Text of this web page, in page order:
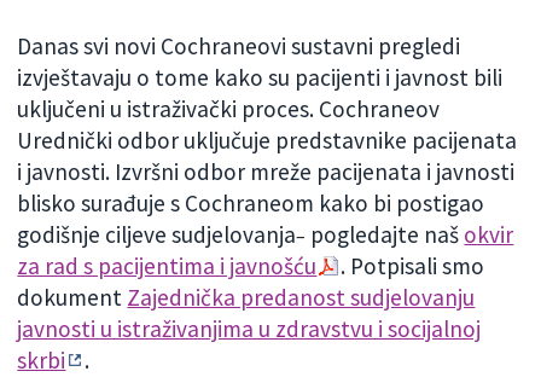
Danas svi novi Cochraneovi sustavni pregledi
izvještavaju o tome kako su pacijenti i javnost bili
uključeni u istraživački proces. Cochraneov
Urednički odbor uključuje predstavnike pacijenata
i javnosti. Izvršni odbor mreže pacijenata i javnosti
blisko surađuje s Cochraneom kako bi postigao
godišnje ciljeve sudjelovanja– pogledajte naš okvir
za rad s pacijentima i javnošću
. Potpisali smo
dokument Zajednička predanost sudjelovanju
javnosti u istraživanjima u zdravstvu i socijalnoj
skrbi
.